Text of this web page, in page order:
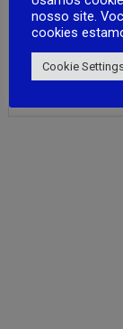
décadas. O
história, os
FULL
nosso site.
cookies
Cookie